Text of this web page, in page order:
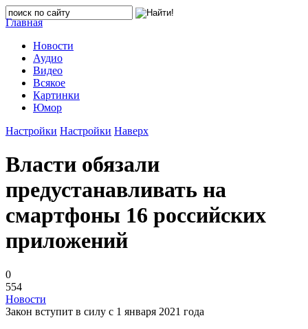
Главная
Новости
Аудио
Видео
Всякое
Картинки
Юмор
Настройки Настройки Наверх
Власти обязали
предустанавливать на
смартфоны 16 российских
приложений
0
554
Новости
Закон вступит в силу с 1 января 2021 года